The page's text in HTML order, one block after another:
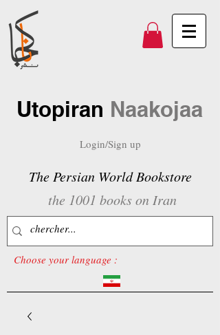
Utopiran Naakojaa
Login/Sign up
The Persian World Bookstore
the 1001 books on Iran
Choose your language :